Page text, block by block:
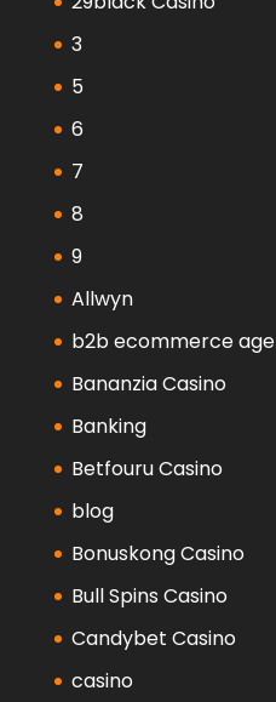
3
5
6
7
8
9
Allwyn
b2b ecommerce
Bananzia Casino
Banking
Betfouru Casino
blog
Bonuskong Casino
Bull Spins Casino
Candybet Casino
casino